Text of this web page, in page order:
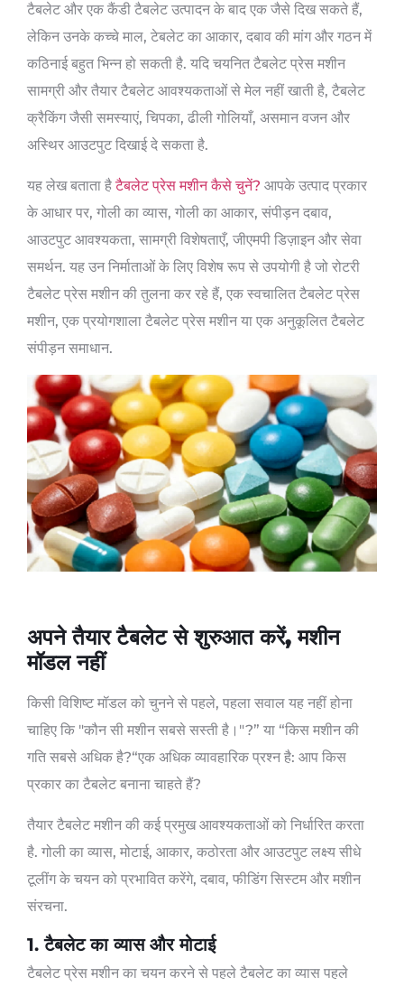
टैबलेट और एक कैंडी टैबलेट उत्पादन के बाद एक जैसे दिख सकते हैं,
लेकिन उनके कच्चे माल, टेबलेट का आकार, दबाव की मांग और गठन में
कठिनाई बहुत भिन्न हो सकती है. यदि चयनित टैबलेट प्रेस मशीन
सामग्री और तैयार टैबलेट आवश्यकताओं से मेल नहीं खाती है, टैबलेट
क्रैकिंग जैसी समस्याएं, चिपका, ढीली गोलियाँ, असमान वजन और
अस्थिर आउटपुट दिखाई दे सकता है.
यह लेख बताता हैटैबलेट प्रेस मशीन कैसे चुनें? आपके उत्पाद प्रकार
के आधार पर, गोली का व्यास, गोली का आकार, संपीड़न दबाव,
आउटपुट आवश्यकता, सामग्री विशेषताएँ, जीएमपी डिज़ाइन और सेवा
समर्थन. यह उन निर्माताओं के लिए विशेष रूप से उपयोगी है जो रोटरी
टैबलेट प्रेस मशीन की तुलना कर रहे हैं, एक स्वचालित टैबलेट प्रेस
मशीन, एक प्रयोगशाला टैबलेट प्रेस मशीन या एक अनुकूलित टैबलेट
संपीड़न समाधान.
अपने तैयार टैबलेट से शुरुआत करें, मशीन
मॉडल नहीं
किसी विशिष्ट मॉडल को चुनने से पहले, पहला सवाल यह नहीं होना
चाहिए कि "कौन सी मशीन सबसे सस्ती है।"?” या “किस मशीन की
गति सबसे अधिक है?“एक अधिक व्यावहारिक प्रश्न है: आप किस
प्रकार का टैबलेट बनाना चाहते हैं?
तैयार टैबलेट मशीन की कई प्रमुख आवश्यकताओं को निर्धारित करता
है. गोली का व्यास, मोटाई, आकार, कठोरता और आउटपुट लक्ष्य सीधे
टूलींग के चयन को प्रभावित करेंगे, दबाव, फीडिंग सिस्टम और मशीन
संरचना.
1. टैबलेट का व्यास और मोटाई
टैबलेट प्रेस मशीन का चयन करने से पहले टैबलेट का व्यास पहले